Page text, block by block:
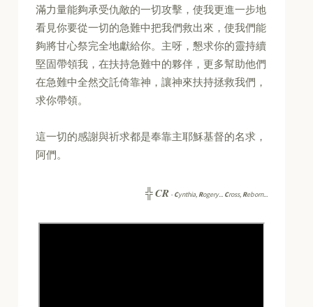
滿力量能夠承受仇敵的一切攻擊，使我更進一步地
看見你要從一切的急難中把我們救出來，使我們能
夠將甘心祭完全地獻給你。主呀，懇求你的靈持續
堅固帶領我，在扶持急難中的夥伴，更多幫助他們
在急難中全然交託倚靠神，讓神來扶持拯救我們，
求你帶領。
這一切的感謝與祈求都是奉靠主耶穌基督的名求，
阿們。
╬CR -Cynthia, Rogery... Cross, Reborn...